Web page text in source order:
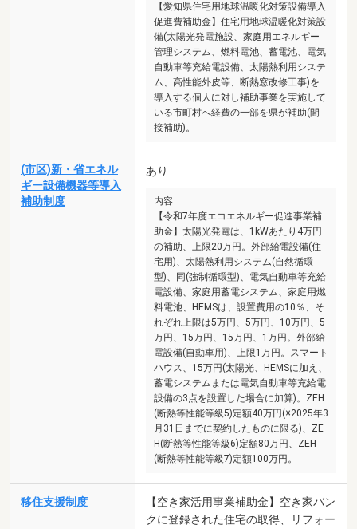
【愛知県住宅用地球温暖化対策設備導入
促進費補助金】住宅用地球温暖化対策設
備(太陽光発電施設、家庭用エネルギー
管理システム、燃料電池、蓄電池、電気
自動車等充給電設備、太陽熱利用システ
ム、高性能外皮等、断熱窓改修工事)を
導入する個人に対し補助事業を実施して
いる市町村へ経費の一部を県が補助(間
接補助)。
(市区)新・省エネル
ギー設備機器等導入
補助制度
あり
内容
【令和7年度エコエネルギー促進事業補
助金】太陽光発電は、1kWあたり4万円
の補助、上限20万円。外部給電設備(住
宅用)、太陽熱利用システム(自然循環
型)、同(強制循環型)、電気自動車等充給
電設備、家庭用蓄電システム、家庭用燃
料電池、HEMSは、設置費用の10％、そ
れぞれ上限は5万円、5万円、10万円、5
万円、15万円、15万円、1万円。外部給
電設備(自動車用)、上限1万円。スマート
ハウス、15万円(太陽光、HEMSに加え、
蓄電システムまたは電気自動車等充給電
設備の3点を設置した場合に加算)。ZEH
(断熱等性能等級5)定額40万円(※2025年3
月31日までに契約したものに限る)、ZE
H(断熱等性能等級6)定額80万円、ZEH
(断熱等性能等級7)定額100万円。
移住支援制度
【空き家活用事業補助金】空き家バン
クに登録された住宅の取得、リフォー